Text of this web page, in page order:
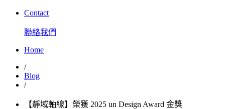
Contact
聯絡我們
Home
/
Blog
/
【靜域軸線】榮獲 2025 un Design Award 金獎